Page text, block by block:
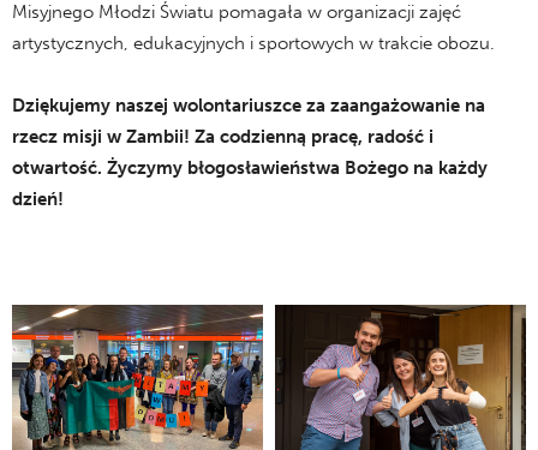
Misyjnego Młodzi Światu pomagała w organizacji zajęć
artystycznych, edukacyjnych i sportowych w trakcie obozu.
Dziękujemy naszej wolontariuszce za zaangażowanie na
rzecz misji w Zambii! Za codzienną pracę, radość i
otwartość. Życzymy błogosławieństwa Bożego na każdy
dzień!